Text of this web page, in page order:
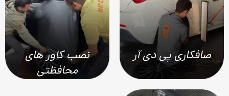
صافکاری پی دی آر
نصب کاور های
محافظتی